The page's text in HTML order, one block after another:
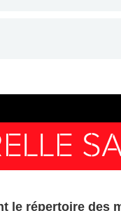
le répertoire